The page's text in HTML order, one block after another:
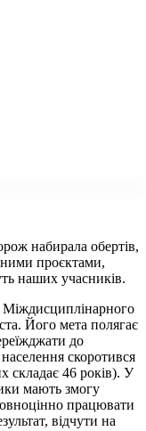
набирала обертів,
проєктами,
наших учасників.
Міждисциплінарного
Його мета полягає
до
скоротився
складає 46 років). У
мають змогу
працювати
відчути на